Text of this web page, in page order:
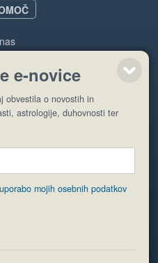
stran
so pridržane.
Varstvo osebnih podatkov
e-novice
obvestila o novostih in
astrologije, duhovnosti ter
mojih osebnih podatkov